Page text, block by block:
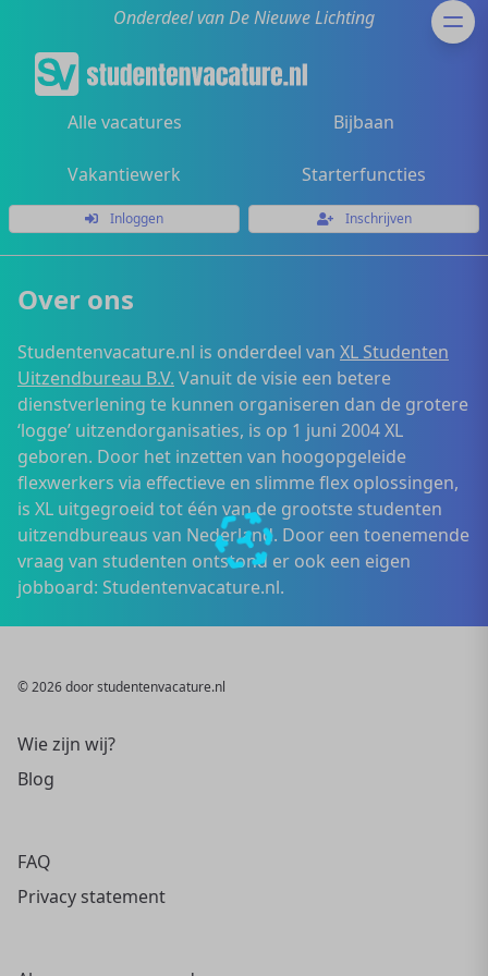
Onderdeel van De Nieuwe Lichting
Alle vacatures Bijbaan
Vakantiewerk Starterfuncties
Inloggen Inschrijven
Over ons
Studentenvacature.nl is onderdeel van XL Studenten
Uitzendbureau B.V. Vanuit de visie een betere
dienstverlening te kunnen organiseren dan de grotere
‘logge’ uitzendorganisaties, is op 1 juni 2004 XL
geboren. Door het inzetten van hoogopgeleide
flexwerkers via effectieve en slimme flex oplossingen,
is XL uitgegroeid tot één van de grootste studenten
uitzendbureaus van Nederland. Door een toenemende
vraag van studenten ontstond er ook een eigen
jobboard: Studentenvacature.nl.
© 2026 door studentenvacature.nl
Wie zijn wij?
Blog
FAQ
Privacy statement